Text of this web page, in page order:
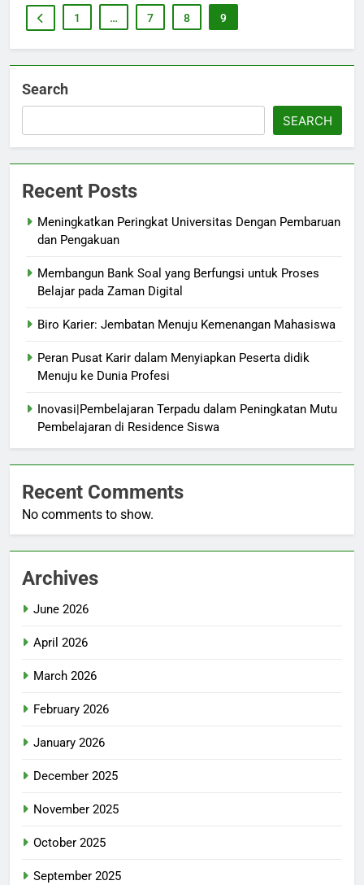
1 … 7 8 9
Search
SEARCH
Recent Posts
Meningkatkan Peringkat Universitas Dengan Pembaruan
dan Pengakuan
Membangun Bank Soal yang Berfungsi untuk Proses
Belajar pada Zaman Digital
Biro Karier: Jembatan Menuju Kemenangan Mahasiswa
Peran Pusat Karir dalam Menyiapkan Peserta didik
Menuju ke Dunia Profesi
Inovasi|Pembelajaran Terpadu dalam Peningkatan Mutu
Pembelajaran di Residence Siswa
Recent Comments
No comments to show.
Archives
June 2026
April 2026
March 2026
February 2026
January 2026
December 2025
November 2025
October 2025
September 2025